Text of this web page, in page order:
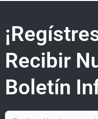
Recibir
Boletín